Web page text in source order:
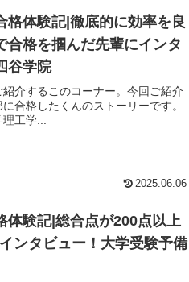
格体験記|徹底的に効率を良
合格を掴んだ先輩にインタ
谷学院
介するこのコーナー。今回ご紹介
合格したくんのストーリーです。
工学...
2025.06.06
体験記|総合点が200点以上
ンタビュー！大学受験予備